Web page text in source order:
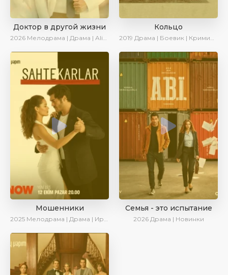
Доктор в другой жизни
2026 Мелодрама | Драма | AlisaDirilis | Новинки
Кольцо
2019 Драма | Боевик | Криминал
Мошенники
2025 Мелодрама | Драма | Ирина Котова | AlisaDirilis | Новинки | Сериалы 2025
Семья - это испытание
2026 Драма | Новинки